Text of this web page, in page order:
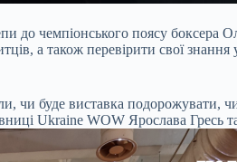
до чемпіонського поясу
а також перевірити свої
чи буде виставка подорожувати,
Ukraine WOW Ярослава Гресь